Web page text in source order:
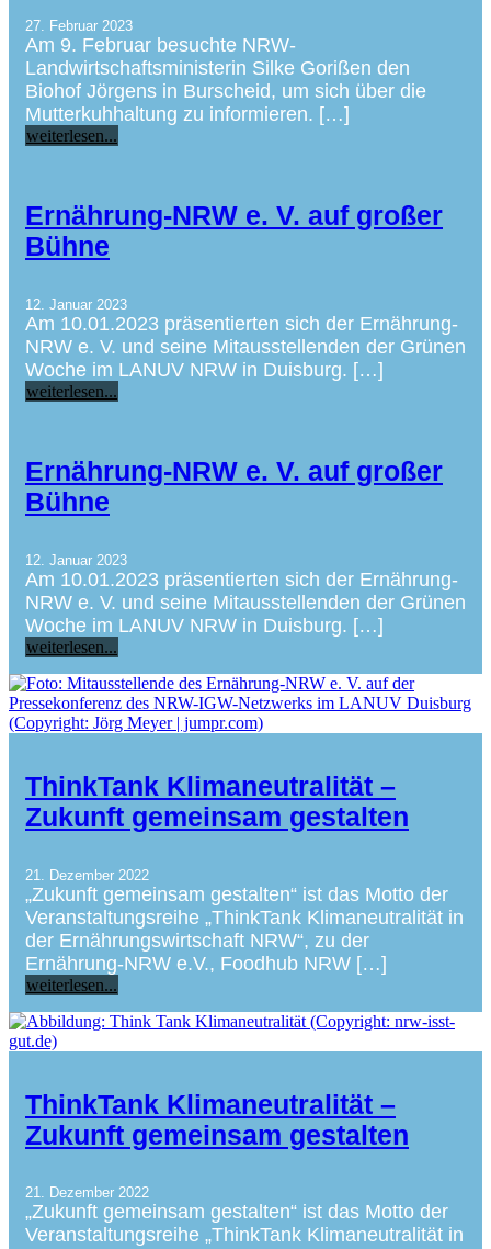
27. Februar 2023
Am 9. Februar besuchte NRW-
Landwirtschaftsministerin Silke Gorißen den
Biohof Jörgens in Burscheid, um sich über die
Mutterkuhhaltung zu informieren. […]
weiterlesen...
Ernährung-NRW e. V. auf großer
Bühne
12. Januar 2023
Am 10.01.2023 präsentierten sich der Ernährung-
NRW e. V. und seine Mitausstellenden der Grünen
Woche im LANUV NRW in Duisburg. […]
weiterlesen...
Ernährung-NRW e. V. auf großer
Bühne
12. Januar 2023
Am 10.01.2023 präsentierten sich der Ernährung-
NRW e. V. und seine Mitausstellenden der Grünen
Woche im LANUV NRW in Duisburg. […]
weiterlesen...
ThinkTank Klimaneutralität –
Zukunft gemeinsam gestalten
21. Dezember 2022
„Zukunft gemeinsam gestalten“ ist das Motto der
Veranstaltungsreihe „ThinkTank Klimaneutralität in
der Ernährungswirtschaft NRW“, zu der
Ernährung-NRW e.V., Foodhub NRW […]
weiterlesen...
ThinkTank Klimaneutralität –
Zukunft gemeinsam gestalten
21. Dezember 2022
„Zukunft gemeinsam gestalten“ ist das Motto der
Veranstaltungsreihe „ThinkTank Klimaneutralität in